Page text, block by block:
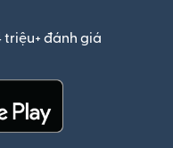
triệu+ đánh giá